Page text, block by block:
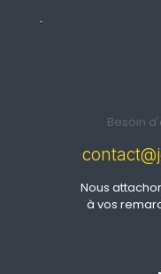
Besoin
Nous
à vos